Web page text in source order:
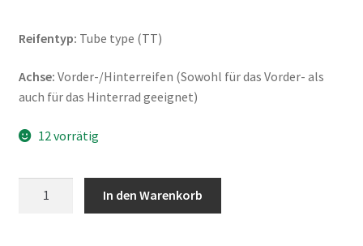
Reifentyp: Tube type (TT)
Achse: Vorder-/Hinterreifen (Sowohl für das Vorder- als
auch für das Hinterrad geeignet)
12 vorrätig
In den Warenkorb